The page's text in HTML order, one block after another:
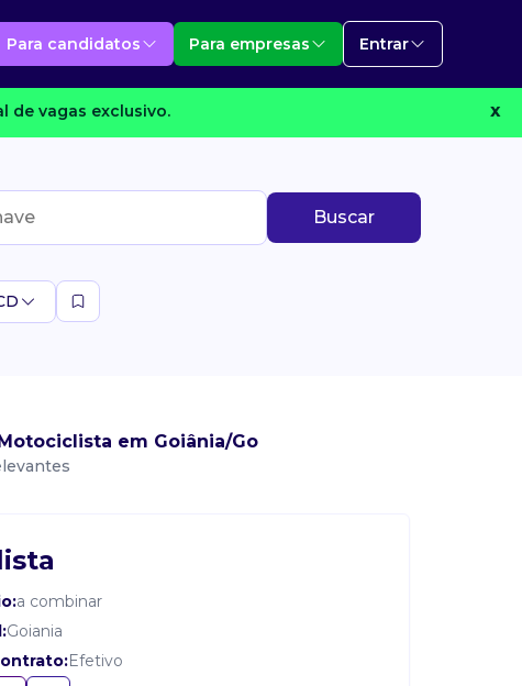
Para candidatos Para empresas Entrar
de vagas exclusivo. X
Buscar
em Goiânia/Go
a combinar
Goiania
Efetivo